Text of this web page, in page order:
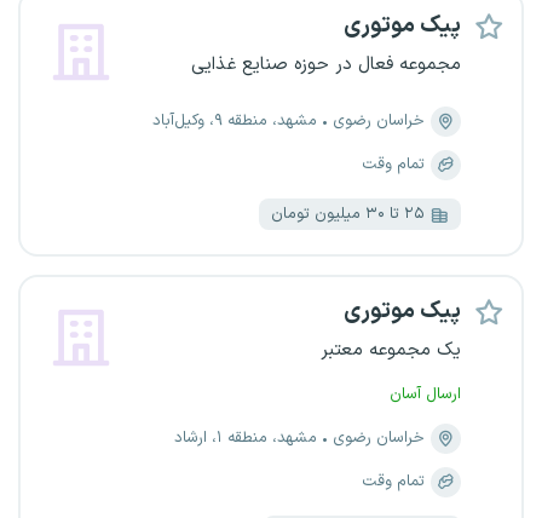
پیک موتوری
مجموعه فعال در حوزه صنایع غذایی
خراسان رضوی
مشهد، منطقه ۹، وکیل‌آباد
تمام وقت
۲۵ تا ۳۰ میلیون تومان
پیک موتوری
یک مجموعه معتبر
ارسال آسان
خراسان رضوی
مشهد، منطقه ۱، ارشاد
تمام وقت